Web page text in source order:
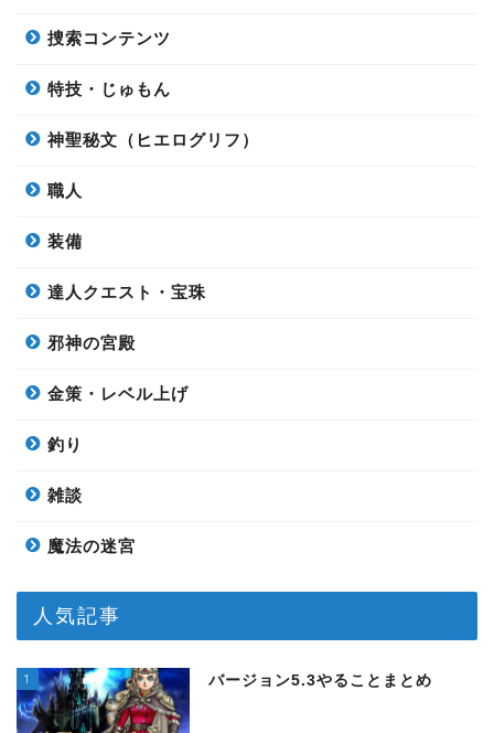
捜索コンテンツ
特技・じゅもん
神聖秘文（ヒエログリフ）
職人
装備
達人クエスト・宝珠
邪神の宮殿
金策・レベル上げ
釣り
雑談
魔法の迷宮
人気記事
1 バージョン5.3やることまとめ